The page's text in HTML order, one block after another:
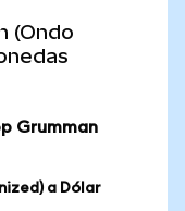
(Ondo
Grumman
a Dólar